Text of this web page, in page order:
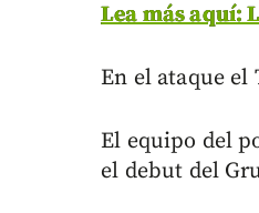
Lea más aquí:
En el ataque el
El equipo del
el debut del